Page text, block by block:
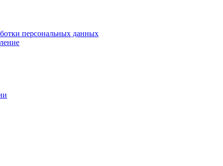
персональных данных